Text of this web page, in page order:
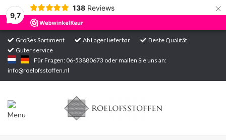
9,7
138 Reviews ×
Großes Sortiment Ab Lager lieferbar
Beste Qualität
Guter service
Für Fragen: 06-53880673 oder mailen Sie uns an:
info@roelofsstoffen.nl
Startseite
Sortiment